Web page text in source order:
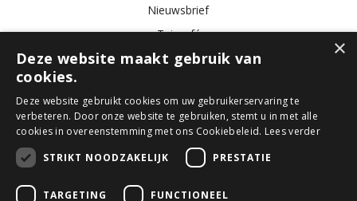
Nieuwsbrief
Tuincafé
Vacatures
Tuincentrum Bloemist Kamerplanten Kunstbloemen
Buitenplanten
Tuinmeubelen
×
Deze website maakt gebruik van
cookies.
Deze website gebruikt cookies om uw gebruikerservaring te
verbeteren. Door onze website te gebruiken, stemt u in met alle
cookies in overeenstemming met ons Cookiebeleid. Lees verder
STRIKT NOODZAKELIJK
PRESTATIE
TARGETING FUNCTIONEEL